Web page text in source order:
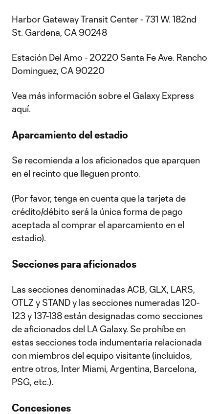
Harbor Gateway Transit Center - 731 W. 182nd
St. Gardena, CA 90248
Estación Del Amo - 20220 Santa Fe Ave. Rancho
Dominguez, CA 90220
Vea más información sobre el Galaxy Express
aquí.
Aparcamiento del estadio
Se recomienda a los aficionados que aparquen
en el recinto que lleguen pronto.
(Por favor, tenga en cuenta que la tarjeta de
crédito/débito será la única forma de pago
aceptada al comprar el aparcamiento en el
estadio).
Secciones para aficionados
Las secciones denominadas ACB, GLX, LARS,
OTLZ y STAND y las secciones numeradas 120-
123 y 137-138 están designadas como secciones
de aficionados del LA Galaxy. Se prohíbe en
estas secciones toda indumentaria relacionada
con miembros del equipo visitante (incluidos,
entre otros, Inter Miami, Argentina, Barcelona,
PSG, etc.).
Concesiones